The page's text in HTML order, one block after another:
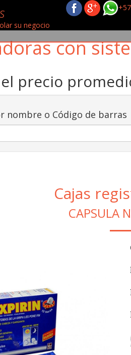
su negocio
con
precio
nombre o Código de barras
Cajas
CAPSULA